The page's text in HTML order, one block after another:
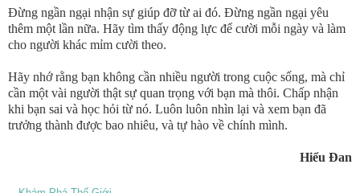
Đừng ngần ngại nhận sự giúp đỡ từ ai đó. Đừng ngần ngại yêu
thêm một lần nữa. Hãy tìm thấy động lực để cười mỗi ngày và làm
cho người khác mỉm cười theo.
Hãy nhớ rằng bạn không cần nhiều người trong cuộc sống, mà chỉ
cần một vài người thật sự quan trọng với bạn mà thôi. Chấp nhận
khi bạn sai và học hỏi từ nó. Luôn luôn nhìn lại và xem bạn đã
trưởng thành được bao nhiêu, và tự hào về chính mình.
Hiểu Đan